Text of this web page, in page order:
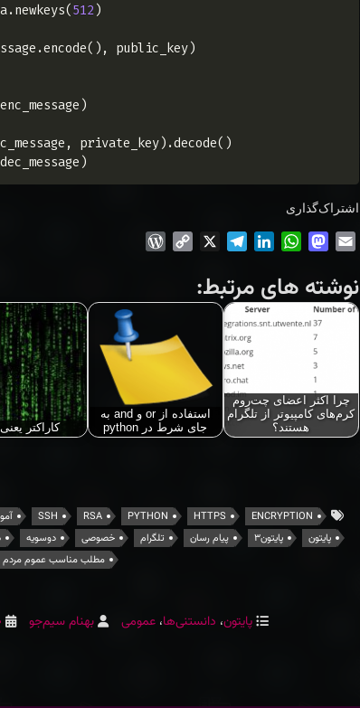
. newkeys(512)
.encode( ) , public_key)
enc_message )
, private_key) .decode( )
dec_message )
اشتراک‌گذاری
Email
Mastodon
WhatsApp
LinkedIn
Telegram
X
Copy
نوشته های مرتبط:
چرا اکثر اعضای چت‌روم
کرم‌های کامپیوتر از تلگرام
هستند؟
استفاده از or و and به
جای شرط در python
کاراکتر
تگ‌هاENCRYPTION
HTTPS
PYTHON
RSA
SSH
پایتون
پایتون۳ پیام رسان تلگرام خصوصی دوسویه
مطلب مناسب عموم مردم
دسته‌ها
پایتون، دانستنی‌ها،عمومی نویسنده
بهنام سیم‌جو